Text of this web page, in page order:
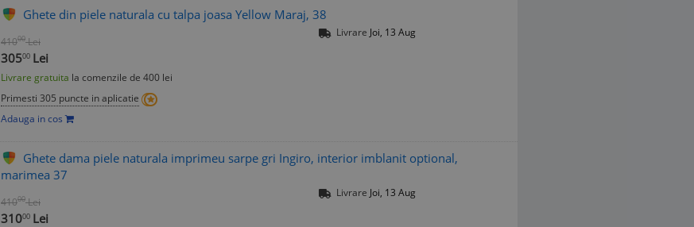
Ghete din piele naturala cu talpa joasa Yellow Maraj, 38
41000 Lei
30500 Lei
Livrare gratuita la comenzile de 400 lei
Primesti 305 puncte in aplicatie
Adauga in cos
Livrare Joi, 13 Aug
Ghete dama piele naturala imprimeu sarpe gri Ingiro, interior imblanit optional,
marimea 37
41000 Lei
31000 Lei
Livrare Joi, 13 Aug